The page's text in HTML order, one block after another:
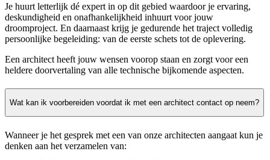
Je huurt letterlijk dé expert in op dit gebied waardoor je ervaring,
deskundigheid en onafhankelijkheid inhuurt voor jouw
droomproject. En daarnaast krijg je gedurende het traject volledig
persoonlijke begeleiding: van de eerste schets tot de oplevering.
Een architect heeft jouw wensen voorop staan en zorgt voor een
heldere doorvertaling van alle technische bijkomende aspecten.
Wat kan ik voorbereiden voordat ik met een architect contact op neem?
Wanneer je het gesprek met een van onze architecten aangaat kun je
denken aan het verzamelen van: